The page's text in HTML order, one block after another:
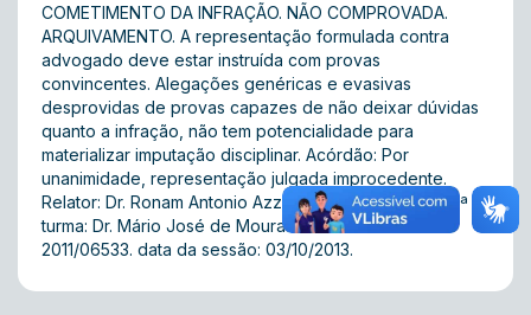
COMETIMENTO DA INFRAÇÃO. NÃO COMPROVADA.
ARQUIVAMENTO. A representação formulada contra
advogado deve estar instruída com provas
convincentes. Alegações genéricas e evasivas
desprovidas de provas capazes de não deixar dúvidas
quanto a infração, não tem potencialidade para
materializar imputação disciplinar. Acórdão: Por
unanimidade, representação julgada improcedente.
Relator: Dr. Ronam Antonio Azzi Filho. Presidente da 3ª
turma: Dr. Mário José de Moura Júnior. Processo nº:
2011/06533. data da sessão: 03/10/2013.